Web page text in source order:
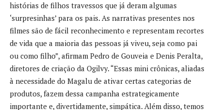
histórias de filhos travessos que já deram algumas
‘surpresinhas’ para os pais. As narrativas presentes nos
filmes são de fácil reconhecimento e representam recortes
de vida que a maioria das pessoas já viveu, seja como pai
ou como filho”, afirmam Pedro de Gouveia e Denis Peralta,
diretores de criação da Ogilvy. “Essas mini crônicas, aliadas
à necessidade do Magalu de ativar certas categorias de
produtos, fazem dessa campanha estrategicamente
importante e, divertidamente, simpática. Além disso, temos